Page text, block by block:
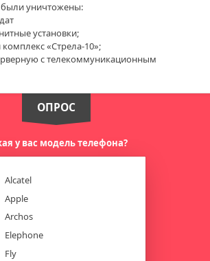
были уничтожены:
установки;
«Стрела-10»;
с телекоммуникационным
ОПРОС
у вас модель телефона?
Alcatel
Apple
Archos
Elephone
Fly